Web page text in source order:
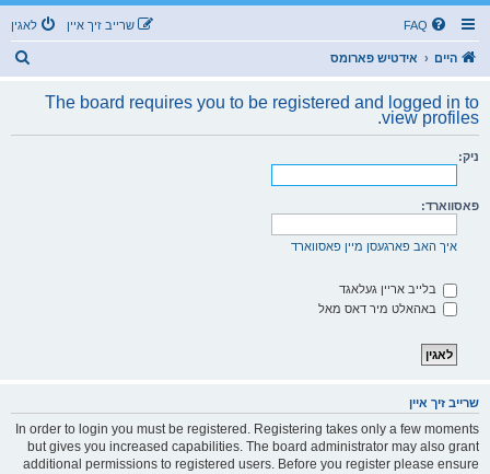
FAQ לאגין שרייב זיך איין
היים אידטיש פארומס
The board requires you to be registered and logged in to
view profiles.
ניק:
פאסווארד:
איך האב פארגעסן מיין פאסווארד
בלייב אריין געלאגד
באהאלט מיר דאס מאל
שרייב זיך איין
In order to login you must be registered. Registering takes only a few moments
but gives you increased capabilities. The board administrator may also grant
additional permissions to registered users. Before you register please ensure